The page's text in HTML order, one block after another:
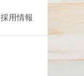
採用情報